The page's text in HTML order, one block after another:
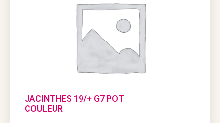
JACINTHES 19/+ G7 POT
COULEUR